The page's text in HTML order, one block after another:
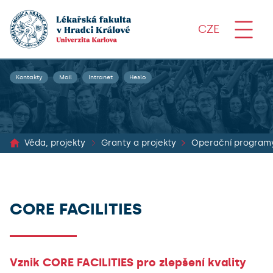
CZE
Kontakty Mail Intranet Heslo
Věda, projekty Granty a projekty Operační
CORE FACILITIES
Vznik CORE FACILITIES pro zlepšení kvality